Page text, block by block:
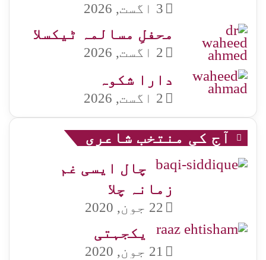
3 اگست, 2026
محفلِ مسالمہ ٹیکسلا
2 اگست, 2026
دارا شکوہ
2 اگست, 2026
آج کی منتخب شاعری
چال ایسی غم
زمانہ چلا
22 جون, 2020
یکجہتی
21 جون, 2020